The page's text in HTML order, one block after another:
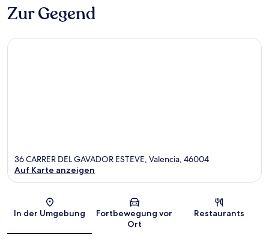
Zur Gegend
Karte
36 CARRER DEL GAVADOR ESTEVE, Valencia, 46004
Auf Karte anzeigen
In der Umgebung
Fortbewegung vor
Ort
Restaurants